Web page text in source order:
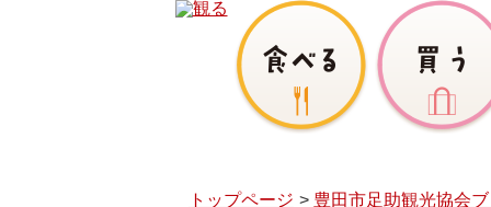
トップページ 豊田市足助観光協会